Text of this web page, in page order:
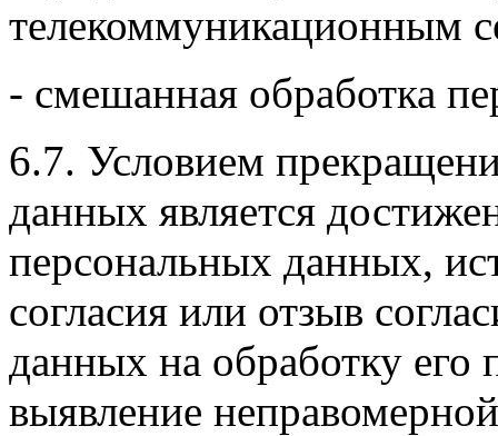
телекоммуникационным
- смешанная обработка
6.7. Условием
данных является
персональных данных,
согласия или отзыв
данных на обработку
выявление